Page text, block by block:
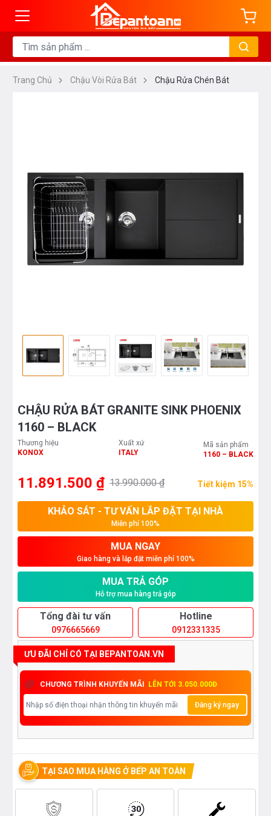
Trang Chủ Chậu Vòi Rửa Bát Chậu Rửa Chén Bát
CHẬU RỬA BÁT GRANITE SINK PHOENIX
1160 – BLACK
Thương hiệu
KONOX
Xuất xứ
ITALY
Mã sản phẩm
1160 – BLACK
11.891.500 ₫ 13.990.000 ₫ Tiết kiệm 15%
KHẢO SÁT - TƯ VẤN LẮP ĐẶT TẠI NHÀ
Miễn phí 100%
MUA NGAY
Giao hàng và lắp đặt miễn phí 100%
MUA TRẢ GÓP
Hỗ trợ mua hàng trả góp
Tổng đài tư vấn
0976665669
Hotline
0912331335
ƯU ĐÃI CHỈ CÓ TẠI BEPANTOAN.VN
CHƯƠNG TRÌNH KHUYẾN MÃI LÊN TỚI 3.050.000Đ
Đăng ký ngay
TẠI SAO MUA HÀNG Ở BẾP AN TOÀN